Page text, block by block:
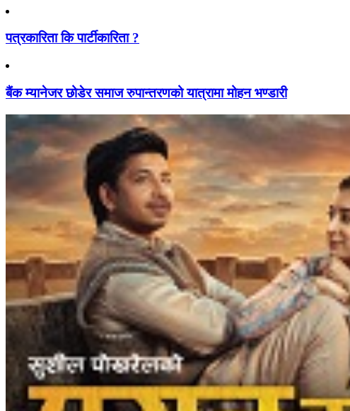
पत्रकारिता कि पार्टीकारिता ?
बैंक म्यानेजर छोडेर समाज रुपान्तरणको यात्रामा मोहन भण्डारी